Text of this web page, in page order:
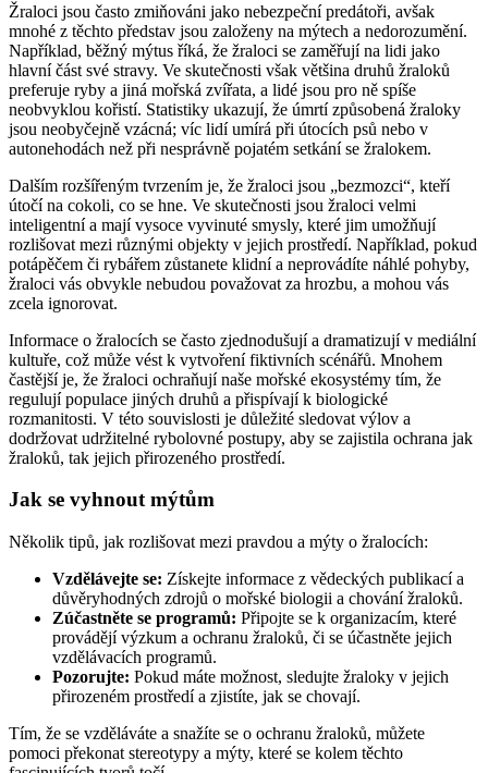
Žraloci jsou často zmiňováni jako nebezpeční predátoři, avšak
mnohé z těchto představ jsou založeny na mýtech a nedorozumění.
Například, běžný mýtus říká, že žraloci se zaměřují na lidi jako
hlavní část své stravy. Ve skutečnosti však většina druhů žraloků
preferuje ryby a jiná mořská zvířata, a lidé jsou pro ně spíše
neobvyklou kořistí. Statistiky ukazují, že úmrtí způsobená žraloky
jsou neobyčejně vzácná; víc lidí umírá při útocích psů nebo v
autonehodách než při nesprávně pojatém setkání se žralokem.
Dalším rozšířeným tvrzením je, že žraloci jsou „bezmozci“, kteří
útočí na cokoli, co se hne. Ve skutečnosti jsou žraloci velmi
inteligentní a mají vysoce vyvinuté smysly, které jim umožňují
rozlišovat mezi různými objekty v jejich prostředí. Například, pokud
potápěčem či rybářem zůstanete klidní a neprovádíte náhlé pohyby,
žraloci vás obvykle nebudou považovat za hrozbu, a mohou vás
zcela ignorovat.
Informace o žralocích se často zjednodušují a dramatizují v mediální
kultuře, což může vést k vytvoření fiktivních scénářů. Mnohem
častější je, že žraloci ochraňují naše mořské ekosystémy tím, že
regulují populace jiných druhů a přispívají k biologické
rozmanitosti. V této souvislosti je důležité sledovat výlov a
dodržovat udržitelné rybolovné postupy, aby se zajistila ochrana jak
žraloků, tak jejich přirozeného prostředí.
Jak se vyhnout mýtům
Několik tipů, jak rozlišovat mezi pravdou a mýty o žralocích:
Vzdělávejte se: Získejte informace z vědeckých publikací a
důvěryhodných zdrojů o mořské biologii a chování žraloků.
Zúčastněte se programů: Připojte se k organizacím, které
provádějí výzkum a ochranu žraloků, či se účastněte jejich
vzdělávacích programů.
Pozorujte: Pokud máte možnost, sledujte žraloky v jejich
přirozeném prostředí a zjistíte, jak se chovají.
Tím, že se vzděláváte a snažíte se o ochranu žraloků, můžete
pomoci překonat stereotypy a mýty, které se kolem těchto